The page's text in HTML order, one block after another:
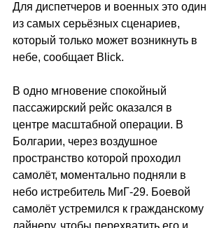
Для диспетчеров и военных это один
из самых серьёзных сценариев,
который только может возникнуть в
небе, сообщает Blick.
В одно мгновение спокойный
пассажирский рейс оказался в
центре масштабной операции. В
Болгарии, через воздушное
пространство которой проходил
самолёт, моментально подняли в
небо истребитель МиГ-29. Боевой
самолёт устремился к гражданскому